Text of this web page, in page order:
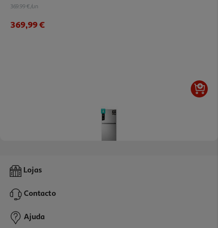
369.99 €/un
369,99 €
Frigorífico 2 Portas Hisense Rt422n4ace (no Frost E 169cm 325l
Look Inox
549,99 €
Lojas
Contacto
Ajuda